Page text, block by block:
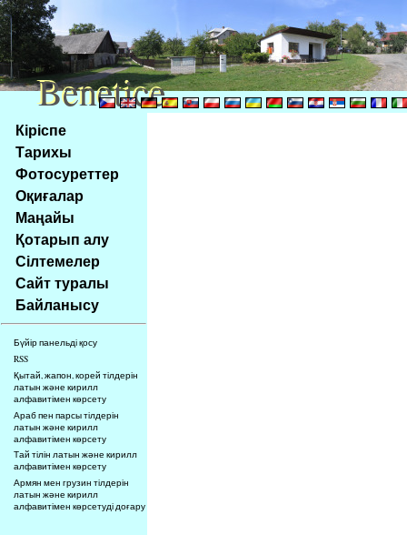
Na
obsah
stránky
Klávesové
zkratky
tomto
webu
základní
Hlavní
strana
Кіріспе
Тарихы
Фотосуреттер
Оқиғалар
Маңайы
Қотарып алу
Сілтемелер
Сайт туралы
Байланысу
Бүйір панельді қосу
RSS
Қытай, жапон, корей тілдерін
латын және кирилл
алфавитімен көрсету
Араб пен парсы тілдерін
латын және кирилл
алфавитімен көрсету
Тай тілін латын және кирилл
алфавитімен көрсету
Армян мен грузин тілдерін
латын және кирилл
алфавитімен көрсетуді доғару
Benetice
Benetice